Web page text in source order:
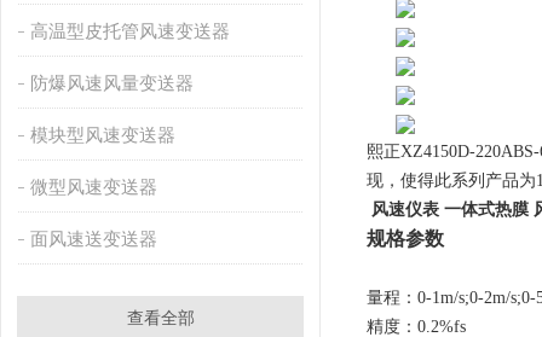
高温型皮托管风速变送器
防爆风速风量变送器
模块型风速变送器
微型风速变送器
面风速送变送器
查看全部
熙正XZ4150D-
现，使得此系列产品为
风速仪表 一体式热膜
规格参数
量程：0-1m/s;0-2m/s;0-
精度：0.2%fs